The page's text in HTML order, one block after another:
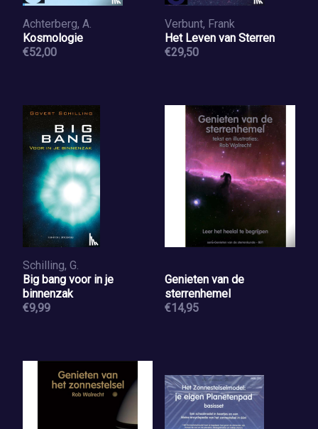
Achterberg, A.
Kosmologie
€52,00
Verbunt, Frank
Het Leven van Sterren
€29,50
Schilling, G.
Big bang voor in je
binnenzak
€9,99
Genieten van de
sterrenhemel
€14,95